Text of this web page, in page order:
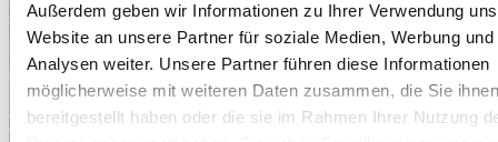
Außerdem geben wir Informationen zu Ihrer Verwendung
Website an unsere Partner für soziale Medien, Werbung und
Analysen weiter. Unsere Partner führen diese Informationen
möglicherweise mit weiteren Daten zusammen, die Sie ihnen
bereitgestellt haben oder die sie im Rahmen Ihrer Nutzung